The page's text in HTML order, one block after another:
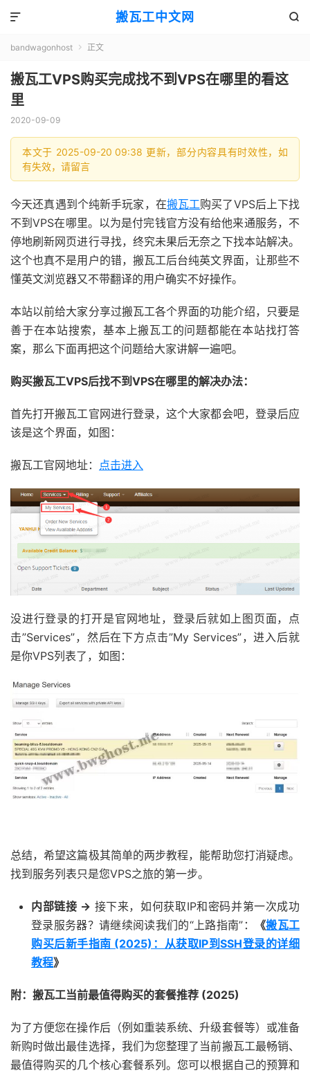
搬瓦工中文网 

bandwagonhost  正文
搬瓦工VPS购买完成找不到VPS在哪里的看这
里
2020-09-09
本文于 2025-09-20 09:38 更新，部分内容具有时效性，如
有失效，请留言
今天还真遇到个纯新手玩家，在搬瓦工购买了VPS后上下找
不到VPS在哪里。以为是付完钱官方没有给他来通服务，不
停地刷新网页进行寻找，终究未果后无奈之下找本站解决。
这个也真不是用户的错，搬瓦工后台纯英文界面，让那些不
懂英文浏览器又不带翻译的用户确实不好操作。
本站以前给大家分享过搬瓦工各个界面的功能介绍，只要是
善于在本站搜索，基本上搬瓦工的问题都能在本站找打答
案，那么下面再把这个问题给大家讲解一遍吧。
购买搬瓦工VPS后找不到VPS在哪里的解决办法：
首先打开搬瓦工官网进行登录，这个大家都会吧，登录后应
该是这个界面，如图：
搬瓦工官网地址： 点击进入
没进行登录的打开是官网地址，登录后就如上图页面，点
击”Services”，然后在下方点击”My Services”，进入后就
是你VPS列表了，如图：
总结，希望这篇极其简单的两步教程，能帮助您打消疑虑。
找到服务列表只是您VPS之旅的第一步。
内部链接 -> 接下来，如何获取IP和密码并第一次成功
登录服务器？请继续阅读我们的“上路指南”：
《搬瓦工
购买后新手指南 (2025)：从获取IP到SSH登录的详细
教程》
附：搬瓦工当前最值得购买的套餐推荐 (2025)
为了方便您在操作后（例如重装系统、升级套餐等）或准备
新购时做出最佳选择，我们为您整理了当前搬瓦工最畅销、
最值得购买的几个核心套餐系列。您可以根据自己的预算和